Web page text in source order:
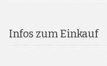
Infos zum Einkauf